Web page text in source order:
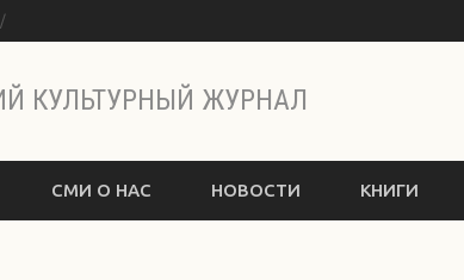
КУЛЬТУРНЫЙ ЖУРНАЛ
СМИ О НАС НОВОСТИ КНИГИ